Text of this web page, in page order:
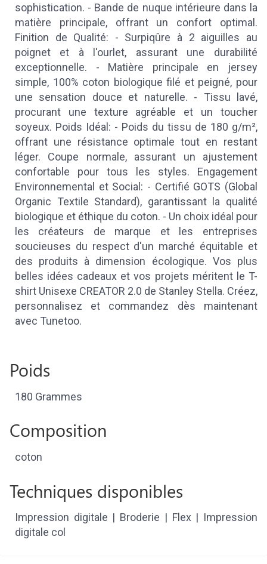
sophistication. - Bande de nuque intérieure dans la
matière principale, offrant un confort optimal.
Finition de Qualité: - Surpiqûre à 2 aiguilles au
poignet et à l'ourlet, assurant une durabilité
exceptionnelle. - Matière principale en jersey
simple, 100% coton biologique filé et peigné, pour
une sensation douce et naturelle. - Tissu lavé,
procurant une texture agréable et un toucher
soyeux. Poids Idéal: - Poids du tissu de 180 g/m²,
offrant une résistance optimale tout en restant
léger. Coupe normale, assurant un ajustement
confortable pour tous les styles. Engagement
Environnemental et Social: - Certifié GOTS (Global
Organic Textile Standard), garantissant la qualité
biologique et éthique du coton. - Un choix idéal pour
les créateurs de marque et les entreprises
soucieuses du respect d'un marché équitable et
des produits à dimension écologique. Vos plus
belles idées cadeaux et vos projets méritent le T-
shirt Unisexe CREATOR 2.0 de Stanley Stella. Créez,
personnalisez et commandez dès maintenant
avec Tunetoo.
Poids
180 Grammes
Composition
coton
Techniques disponibles
Impression digitale | Broderie | Flex | Impression
digitale col